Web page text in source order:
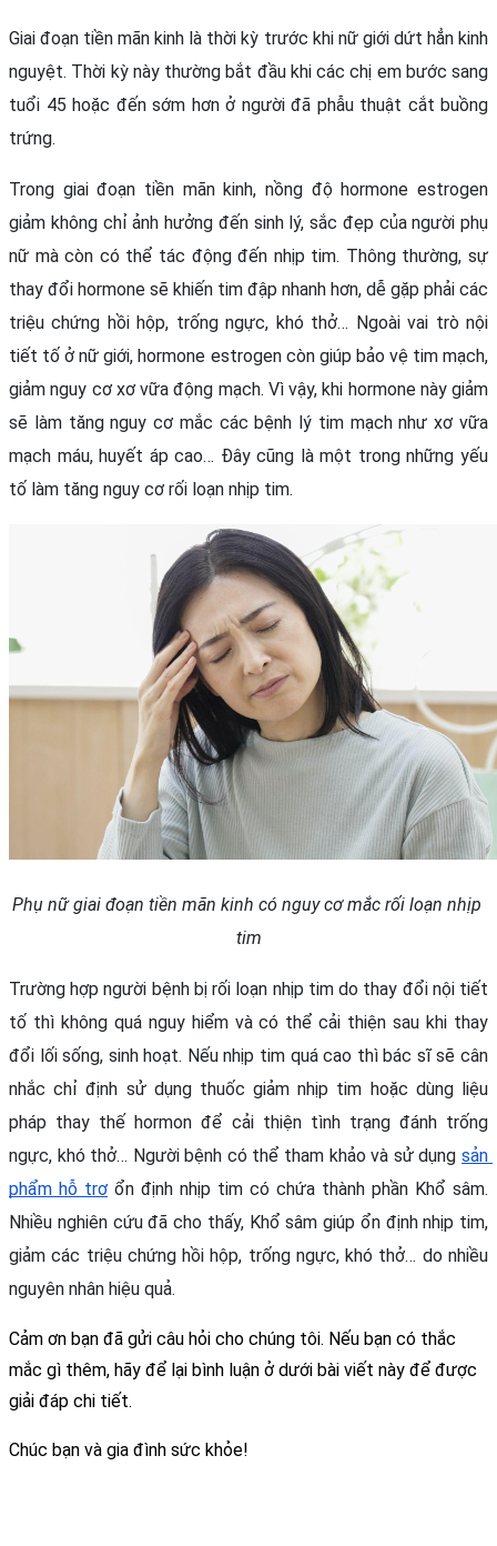
Giai đoạn tiền mãn kinh là thời kỳ trước khi nữ giới dứt hẳn kinh
nguyệt. Thời kỳ này thường bắt đầu khi các chị em bước sang
tuổi 45 hoặc đến sớm hơn ở người đã phẫu thuật cắt buồng
trứng.
Trong giai đoạn tiền mãn kinh, nồng độ hormone estrogen
giảm không chỉ ảnh hưởng đến sinh lý, sắc đẹp của người phụ
nữ mà còn có thể tác động đến nhịp tim. Thông thường, sự
thay đổi hormone sẽ khiến tim đập nhanh hơn, dễ gặp phải các
triệu chứng hồi hộp, trống ngực, khó thở… Ngoài vai trò nội
tiết tố ở nữ giới, hormone estrogen còn giúp bảo vệ tim mạch,
giảm nguy cơ xơ vữa động mạch. Vì vậy, khi hormone này giảm
sẽ làm tăng nguy cơ mắc các bệnh lý tim mạch như xơ vữa
mạch máu, huyết áp cao… Đây cũng là một trong những yếu
tố làm tăng nguy cơ rối loạn nhịp tim.
Phụ nữ giai đoạn tiền mãn kinh có nguy cơ mắc rối loạn nhịp
tim
Trường hợp người bệnh bị rối loạn nhịp tim do thay đổi nội tiết
tố thì không quá nguy hiểm và có thể cải thiện sau khi thay
đổi lối sống, sinh hoạt. Nếu nhịp tim quá cao thì bác sĩ sẽ cân
nhắc chỉ định sử dụng thuốc giảm nhịp tim hoặc dùng liệu
pháp thay thế hormon để cải thiện tình trạng đánh trống
ngực, khó thở… Người bệnh có thể tham khảo và sử dụng sản
phẩm hỗ trợ ổn định nhịp tim có chứa thành phần Khổ sâm.
Nhiều nghiên cứu đã cho thấy, Khổ sâm giúp ổn định nhịp tim,
giảm các triệu chứng hồi hộp, trống ngực, khó thở… do nhiều
nguyên nhân hiệu quả.
Cảm ơn bạn đã gửi câu hỏi cho chúng tôi. Nếu bạn có thắc
mắc gì thêm, hãy để lại bình luận ở dưới bài viết này để được
giải đáp chi tiết.
Chúc bạn và gia đình sức khỏe!